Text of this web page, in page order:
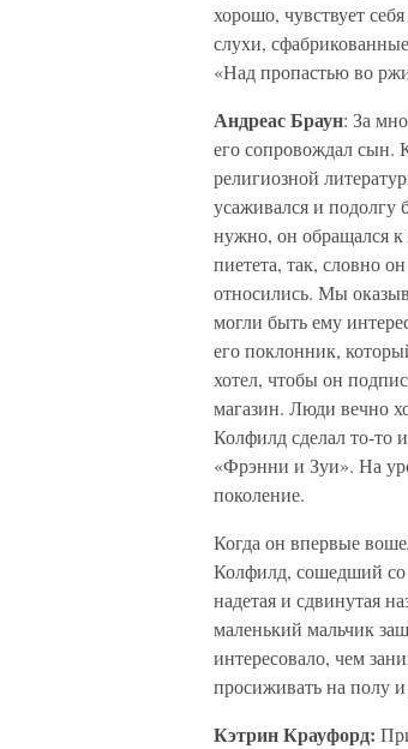
хорошо, чувствует
слухи,
«Над пропастью во
Андреас Браун: За
его сопровождал сын.
религиозной
усаживался и подолгу
нужно, он обращался
пиетета, так, словно
относились. Мы
могли быть ему
его поклонник,
хотел, чтобы он
магазин. Люди вечно
Колфилд сделал то-то
«Фрэнни и Зуи». На
поколение.
Когда он впервые
Колфилд, сошедший со
надетая и сдвинутая
маленький мальчик
интересовало, чем
просиживать на полу
Кэтрин Крауфорд: